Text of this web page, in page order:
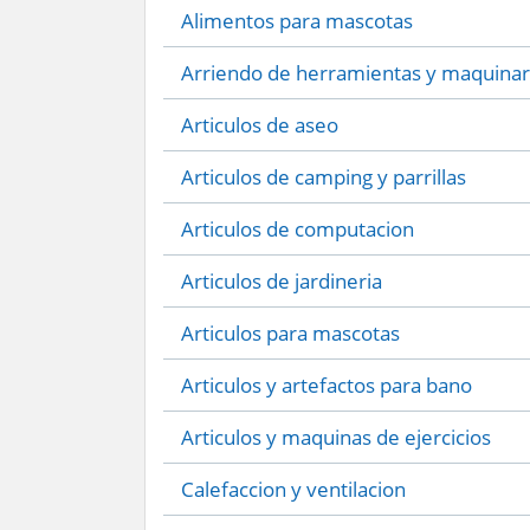
Alimentos para mascotas
Arriendo de herramientas y
Articulos de aseo
Articulos de camping y parrillas
Articulos de computacion
Articulos de jardineria
Articulos para mascotas
Articulos y artefactos para bano
Articulos y maquinas de ejercicios
Calefaccion y ventilacion